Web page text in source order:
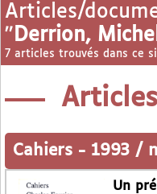
Articles/
" Derrion,
7 articles trouvés dans ce
Articles
Cahiers - 1993 /
Un